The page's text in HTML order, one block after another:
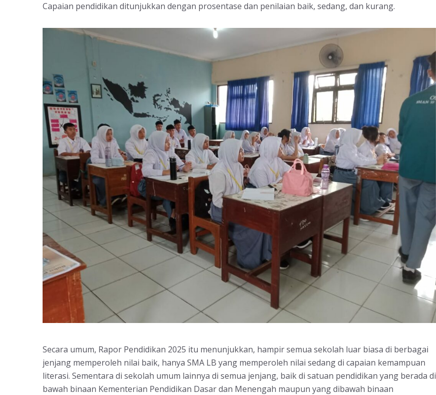
Capaian pendidikan ditunjukkan dengan prosentase dan penilaian baik, sedang, dan kurang.
Secara umum, Rapor Pendidikan 2025 itu menunjukkan, hampir semua sekolah luar biasa di berbagai
jenjang memperoleh nilai baik, hanya SMA LB yang memperoleh nilai sedang di capaian kemampuan
literasi. Sementara di sekolah umum lainnya di semua jenjang, baik di satuan pendidikan yang berada di
bawah binaan Kementerian Pendidikan Dasar dan Menengah maupun yang dibawah binaan